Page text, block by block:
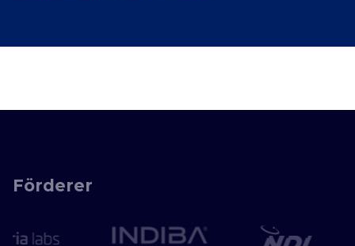
Förderer